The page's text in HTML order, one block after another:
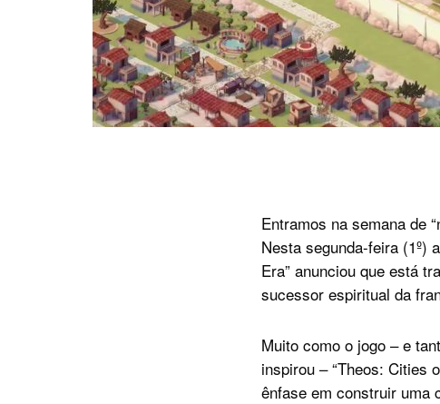
Entramos na semana de
Nesta segunda-feira (1º)
Era” anunciou que está
sucessor espiritual da
Muito como o jogo – e
inspirou – “Theos: Cities
ênfase em construir uma